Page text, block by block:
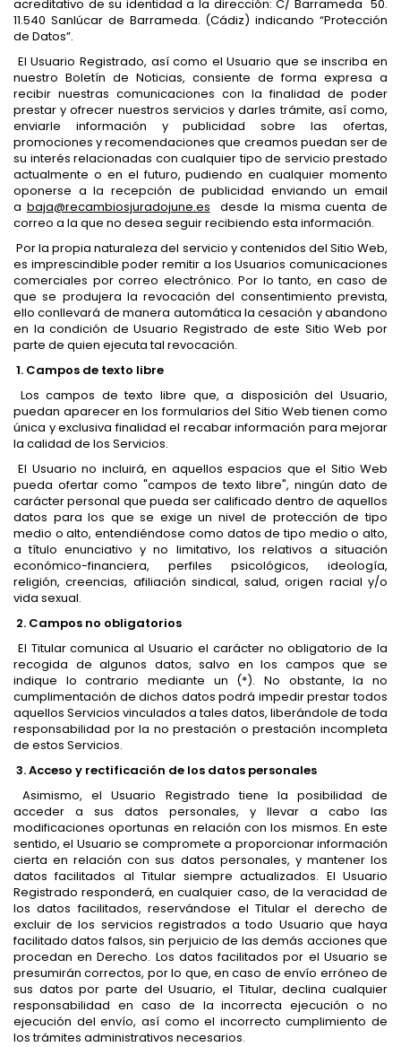
acreditativo de su identidad a la dirección: C/ Barrameda 50.
11.540 Sanlúcar de Barrameda. (Cádiz) indicando “Protección
de Datos”.
El Usuario Registrado, así como el Usuario que se inscriba en
nuestro Boletín de Noticias, consiente de forma expresa a
recibir nuestras comunicaciones con la finalidad de poder
prestar y ofrecer nuestros servicios y darles trámite, así como,
enviarle información y publicidad sobre las ofertas,
promociones y recomendaciones que creamos puedan ser de
su interés relacionadas con cualquier tipo de servicio prestado
actualmente o en el futuro, pudiendo en cualquier momento
oponerse a la recepción de publicidad enviando un email
a baja@recambiosjuradojune.es desde la misma cuenta de
correo a la que no desea seguir recibiendo esta información.
Por la propia naturaleza del servicio y contenidos del Sitio Web,
es imprescindible poder remitir a los Usuarios comunicaciones
comerciales por correo electrónico. Por lo tanto, en caso de
que se produjera la revocación del consentimiento prevista,
ello conllevará de manera automática la cesación y abandono
en la condición de Usuario Registrado de este Sitio Web por
parte de quien ejecuta tal revocación.
1. Campos de texto libre
Los campos de texto libre que, a disposición del Usuario,
puedan aparecer en los formularios del Sitio Web tienen como
única y exclusiva finalidad el recabar información para mejorar
la calidad de los Servicios.
El Usuario no incluirá, en aquellos espacios que el Sitio Web
pueda ofertar como "campos de texto libre", ningún dato de
carácter personal que pueda ser calificado dentro de aquellos
datos para los que se exige un nivel de protección de tipo
medio o alto, entendiéndose como datos de tipo medio o alto,
a título enunciativo y no limitativo, los relativos a situación
económico-financiera, perfiles psicológicos, ideología,
religión, creencias, afiliación sindical, salud, origen racial y/o
vida sexual.
2. Campos no obligatorios
El Titular comunica al Usuario el carácter no obligatorio de la
recogida de algunos datos, salvo en los campos que se
indique lo contrario mediante un (*). No obstante, la no
cumplimentación de dichos datos podrá impedir prestar todos
aquellos Servicios vinculados a tales datos, liberándole de toda
responsabilidad por la no prestación o prestación incompleta
de estos Servicios.
3. Acceso y rectificación de los datos personales
Asimismo, el Usuario Registrado tiene la posibilidad de
acceder a sus datos personales, y llevar a cabo las
modificaciones oportunas en relación con los mismos. En este
sentido, el Usuario se compromete a proporcionar información
cierta en relación con sus datos personales, y mantener los
datos facilitados al Titular siempre actualizados. El Usuario
Registrado responderá, en cualquier caso, de la veracidad de
los datos facilitados, reservándose el Titular el derecho de
excluir de los servicios registrados a todo Usuario que haya
facilitado datos falsos, sin perjuicio de las demás acciones que
procedan en Derecho. Los datos facilitados por el Usuario se
presumirán correctos, por lo que, en caso de envío erróneo de
sus datos por parte del Usuario, el Titular, declina cualquier
responsabilidad en caso de la incorrecta ejecución o no
ejecución del envío, así como el incorrecto cumplimiento de
los trámites administrativos necesarios.